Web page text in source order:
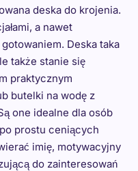
deska do krojenia.
a nawet
Deska taka
także stanie się
praktycznym
butelki na wodę z
one idealne dla osób
prostu ceniących
imię, motywacyjny
do zainteresowań